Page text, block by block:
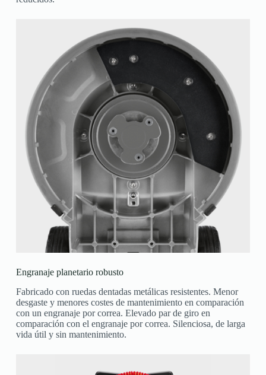
Engranaje planetario robusto
Fabricado con ruedas dentadas metálicas resistentes. Menor
desgaste y menores costes de mantenimiento en comparación
con un engranaje por correa. Elevado par de giro en
comparación con el engranaje por correa. Silenciosa, de larga
vida útil y sin mantenimiento.